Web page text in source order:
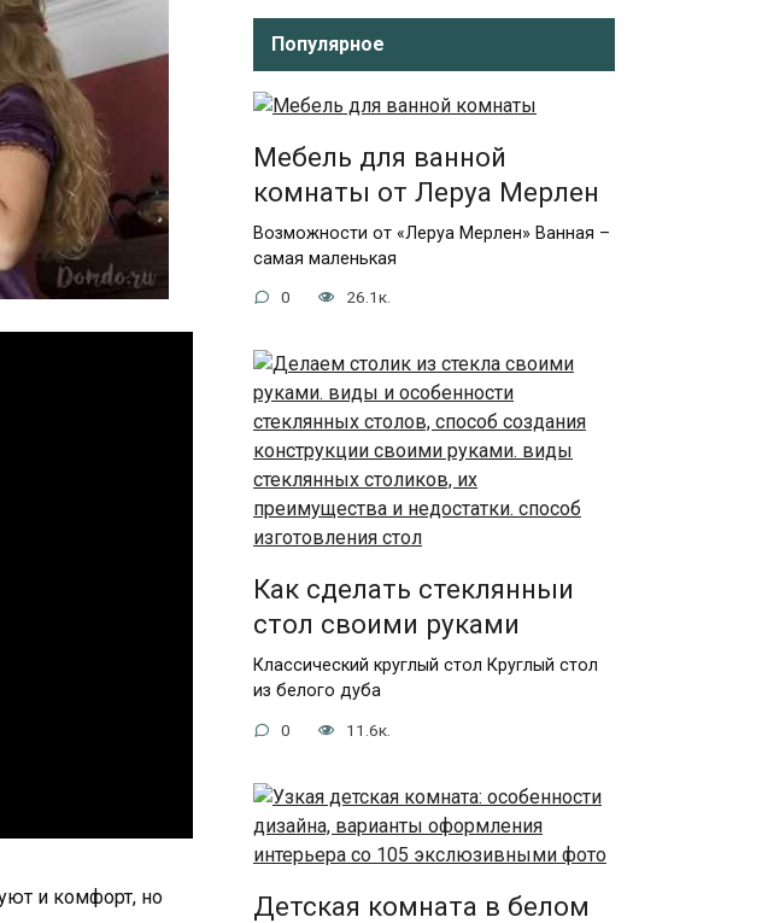
и комфорт, но
Популярное
Мебель для ванной
комнаты от Леруа Мерлен
Возможности от «Леруа Мерлен» Ванная –
самая маленькая
0 26.1к.
Как сделать стеклянныи
стол своими руками
Классический круглый стол Круглый стол
из белого дуба
0 11.6к.
Детская комната в белом